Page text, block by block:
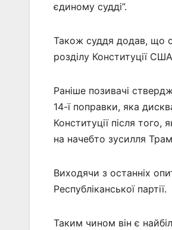
єдиному судді”.
Також суддя додав, що
розділу Конституції
Раніше позивачі
14-ї поправки, яка
Конституції після
на начебто зусилля
Виходячи з останніх
Республіканської партії.
Таким чином він є